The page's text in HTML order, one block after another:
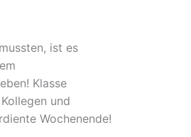
ist es
Klasse
und
Wochenende!